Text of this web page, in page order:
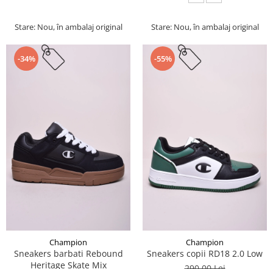
Stare: Nou, în ambalaj original Stare: Nou, în ambalaj original
-34%
Champion
Sneakers barbati Rebound
Heritage Skate Mix
-55%
Champion
Sneakers copii RD18 2.0 Low